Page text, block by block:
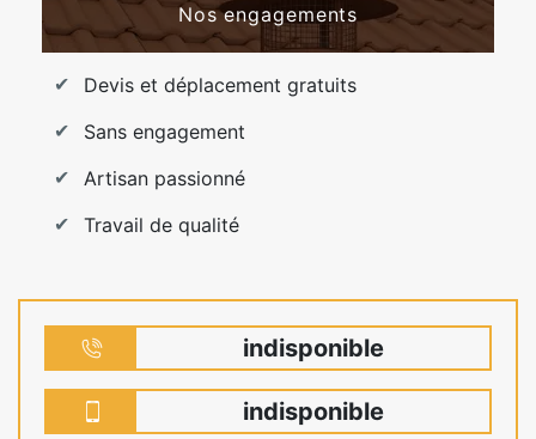
Nos engagements
Devis et déplacement gratuits
Sans engagement
Artisan passionné
Travail de qualité
indisponible
indisponible